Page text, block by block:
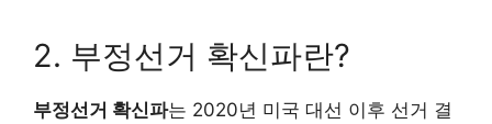
2. 부정선거 확신파란?
부정선거 확신파는 2020년 미국 대선 이후 선거 결